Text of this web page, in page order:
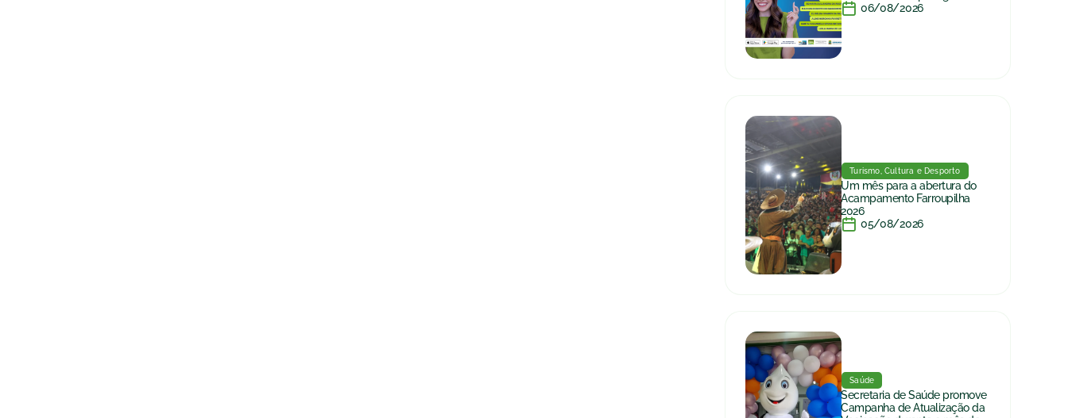
06/08/2026
Turismo, Cultura e Desporto
Um mês para a abertura do
Acampamento Farroupilha
2026
05/08/2026
Saúde
Secretaria de Saúde promove
Campanha de Atualização da